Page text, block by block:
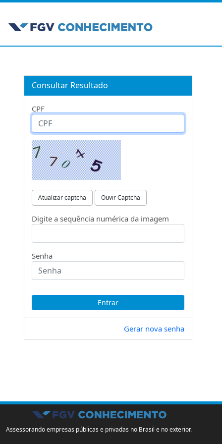
Consultar Resultado
CPF
Atualizar captcha Ouvir Captcha
Digite a sequência numérica da imagem
Senha
Gerar nova senha
Assessorando empresas públicas e privadas no Brasil e no exterior.